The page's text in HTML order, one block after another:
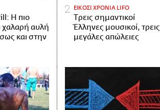
Η πιο
χαλαρή αυλή
και στην
ΕΙΚΟΣΙ ΧΡΟΝΙΑ LIFO
Tρεις σημαντικοί
Έλληνες μουσικοί, τρεις
μεγάλες απώλειες